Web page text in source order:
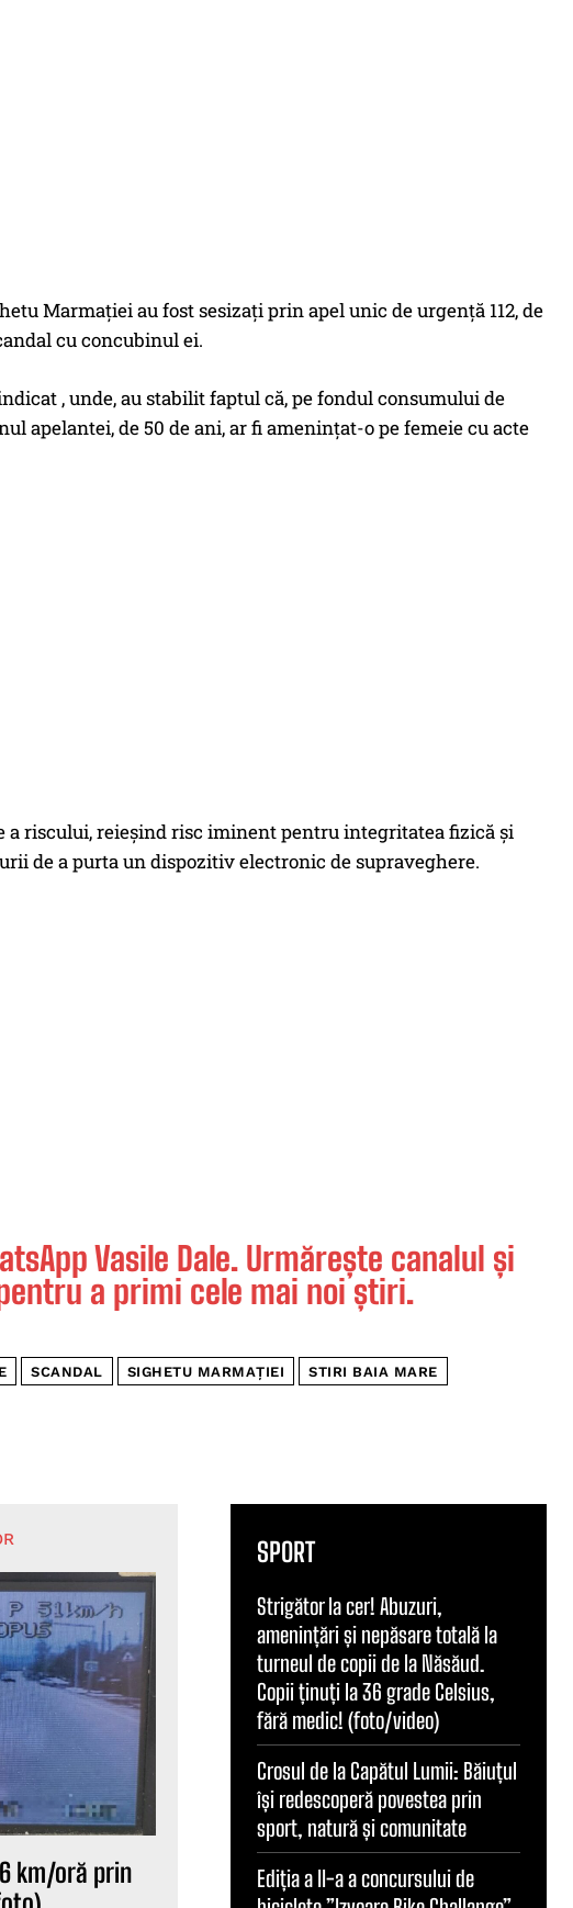
Marmației au fost sesizați prin apel unic de urgență 112, de
cu concubinul ei.
, unde, au stabilit faptul că, pe fondul consumului de
apelantei, de 50 de ani, ar fi amenințat-o pe femeie cu acte
riscului, reieșind risc iminent pentru integritatea fizică și
de a purta un dispozitiv electronic de supraveghere.
Vasile Dale. Urmărește canalul și
a primi cele mai noi știri.
SCANDAL SIGHETU MARMAȚIEI
STIRI BAIA MARE
km/oră prin
SPORT
Strigător la cer! Abuzuri,
amenințări și nepăsare totală la
turneul de copii de la Năsăud.
Copii ținuți la 36 grade Celsius,
fără medic! (foto/video)
Crosul de la Capătul Lumii: Băiuțul
își redescoperă povestea prin
sport, natură și comunitate
Ediția a II-a a concursului de